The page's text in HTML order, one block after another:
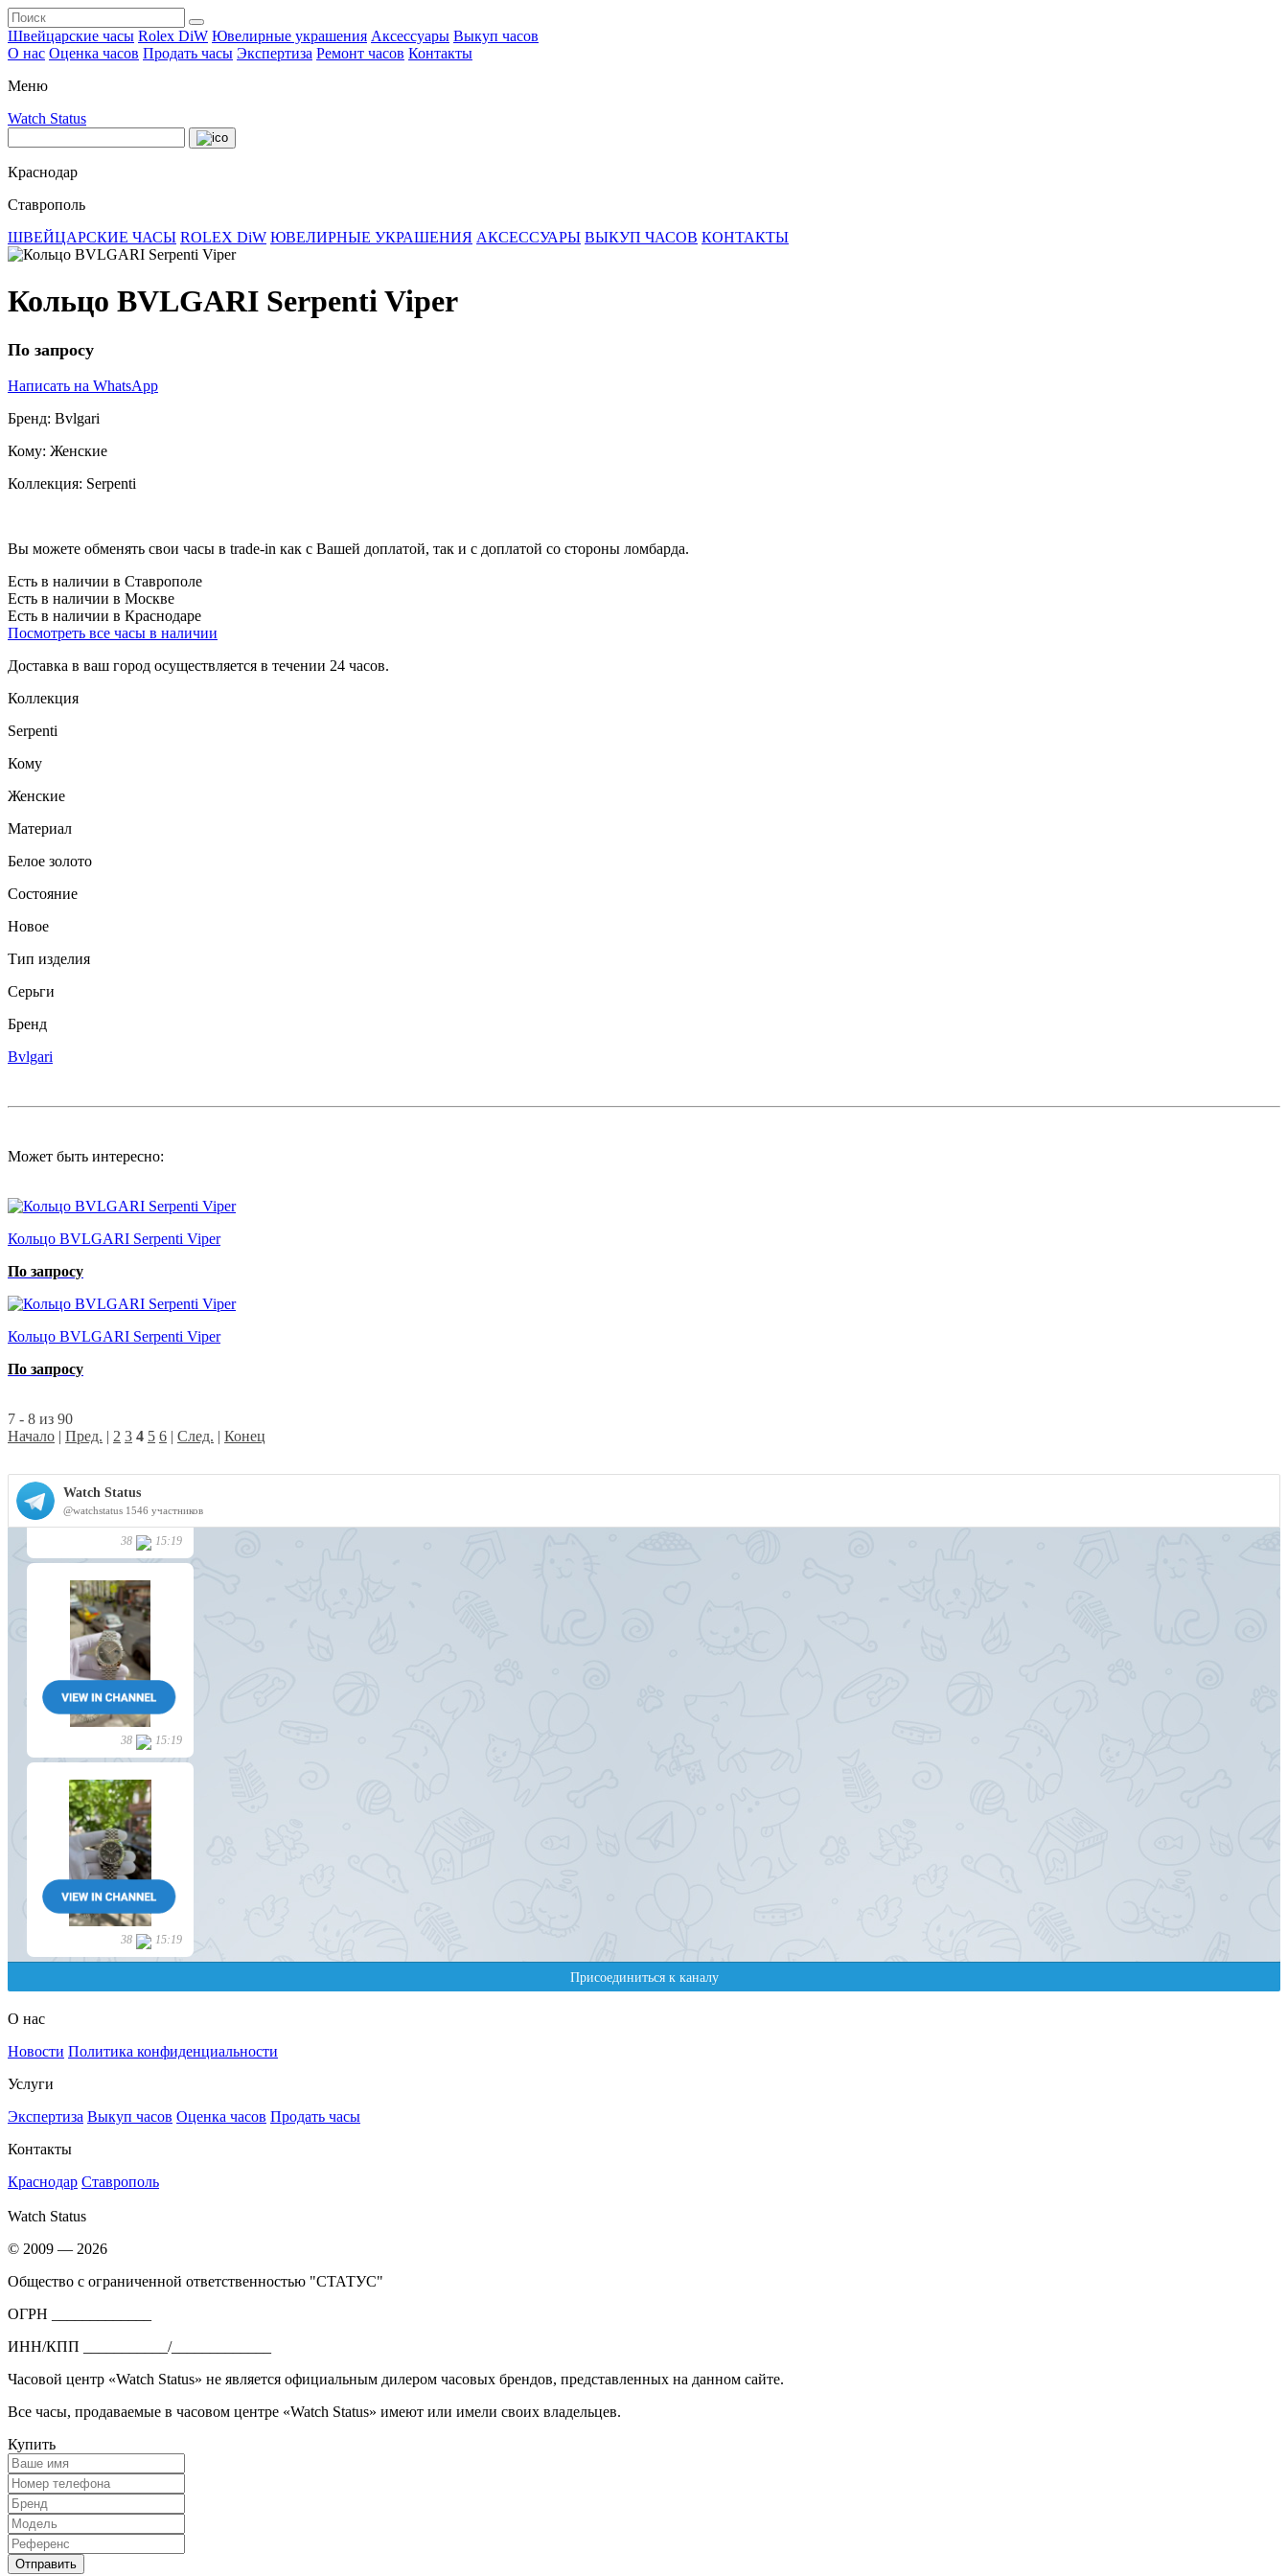
Швейцарские часы Rolex DiW Ювелирные украшения Аксессуары Выкуп часов
О нас Оценка часов Продать часы Экспертиза Ремонт часов Контакты
Меню
Watch Status
Краснодар
Ставрополь
ШВЕЙЦАРСКИЕ ЧАСЫ ROLEX DiW ЮВЕЛИРНЫЕ УКРАШЕНИЯ АКСЕССУАРЫ ВЫКУП ЧАСОВ КОНТАКТЫ
Кольцо BVLGARI Serpenti Viper
По запросу
Написать на WhatsApp
Бренд: Bvlgari
Кому: Женские
Коллекция: Serpenti
Вы можете обменять свои часы в trade-in как с Вашей доплатой, так и с доплатой со стороны ломбарда.
Есть в наличии в Ставрополе
Есть в наличии в Москве
Есть в наличии в Краснодаре
Посмотреть все часы в наличии
Доставка в ваш город осуществляется в течении 24 часов.
Коллекция
Serpenti
Кому
Женские
Материал
Белое золото
Состояние
Новое
Тип изделия
Серьги
Бренд
Bvlgari
Может быть интересно:
Кольцо BVLGARI Serpenti Viper
По запросу
Кольцо BVLGARI Serpenti Viper
По запросу
7 - 8 из 90
Начало | Пред. | 2 3 4 5 6 | След. | Конец
О нас
Новости Политика конфиденциальности
Услуги
Экспертиза Выкуп часов Оценка часов Продать часы
Контакты
Краснодар Ставрополь
Watch Status
© 2009 — 2026
Общество с ограниченной ответственностью "СТАТУС"
ОГРН _____________
ИНН/КПП ___________/_____________
Часовой центр «Watch Status» не является официальным дилером часовых брендов, представленных на данном сайте.
Все часы, продаваемые в часовом центре «Watch Status» имеют или имели своих владельцев.
Купить